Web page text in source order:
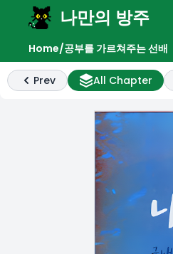
나만의 방주
Home/공부를 가르쳐주는 선배
Previous
Prev All Chapter List
All Chapter
menu